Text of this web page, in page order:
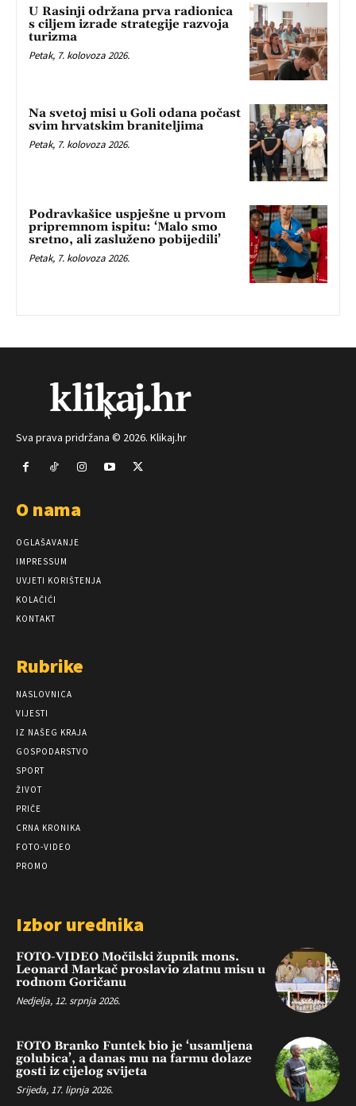
U Rasinji održana prva radionica
s ciljem izrade strategije razvoja
turizma
Petak, 7. kolovoza 2026.
Na svetoj misi u Goli odana počast
svim hrvatskim braniteljima
Petak, 7. kolovoza 2026.
Podravkašice uspješne u prvom
pripremnom ispitu: ‘Malo smo
sretno, ali zasluženo pobijedili’
Petak, 7. kolovoza 2026.
Sva prava pridržana © 2026. Klikaj.hr
O nama
OGLAŠAVANJE
IMPRESSUM
UVJETI KORIŠTENJA
KOLAČIĆI
KONTAKT
Rubrike
NASLOVNICA
VIJESTI
IZ NAŠEG KRAJA
GOSPODARSTVO
SPORT
ŽIVOT
PRIČE
CRNA KRONIKA
FOTO-VIDEO
PROMO
Izbor urednika
FOTO-VIDEO Močilski župnik mons.
Leonard Markač proslavio zlatnu misu u
rodnom Goričanu
Nedjelja, 12. srpnja 2026.
FOTO Branko Funtek bio je ‘usamljena
golubica’, a danas mu na farmu dolaze
gosti iz cijelog svijeta
Srijeda, 17. lipnja 2026.